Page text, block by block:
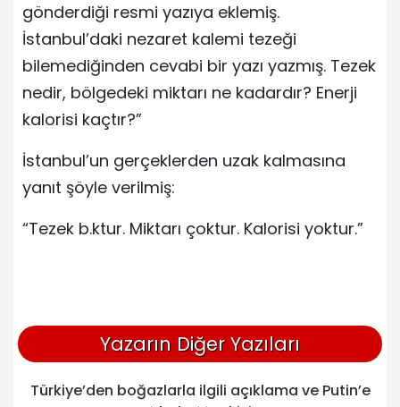
gönderdiği resmi yazıya eklemiş.
İstanbul’daki nezaret kalemi tezeği
bilemediğinden cevabi bir yazı yazmış. Tezek
nedir, bölgedeki miktarı ne kadardır? Enerji
kalorisi kaçtır?”
İstanbul’un gerçeklerden uzak kalmasına
yanıt şöyle verilmiş:
“Tezek b.ktur. Miktarı çoktur. Kalorisi yoktur.”
Yazarın Diğer Yazıları
Türkiye’den boğazlarla ilgili açıklama ve Putin’e